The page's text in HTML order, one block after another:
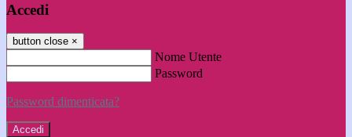
Accedi
button close ×
Nome Utente
Password
Password dimenticata?